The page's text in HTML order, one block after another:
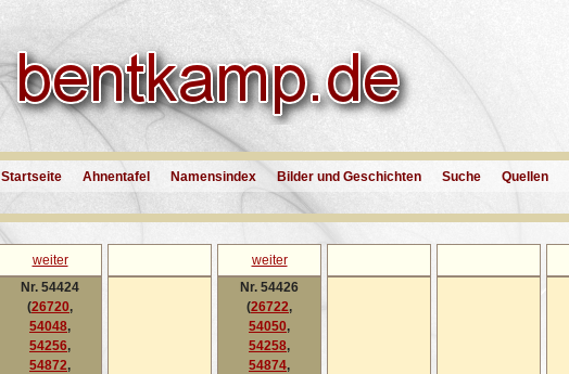
Startseite Ahnentafel Namensindex Bilder und Geschichten Suche Quellen
weiter
weiter
Nr. 54424
(26720,
54048,
54256,
54872,
Nr. 54426
(26722,
54050,
54258,
54874,